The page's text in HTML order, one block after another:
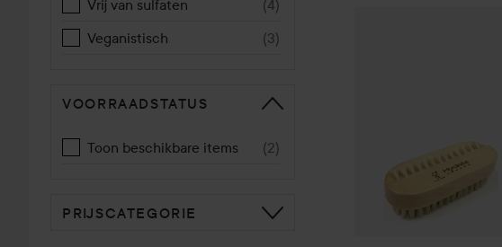
Vrij van sulfaten
(4)
Veganistisch
(3)
VOORRAADSTATUS
Toon beschikbare items (2)
PRIJSCATEGORIE